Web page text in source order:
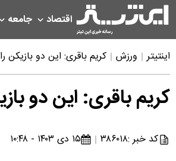
اقتصاد جامعه
اینتیتر ورزش کریم باقری: این دو بازیکن را دیگر
کریم باقری: این دو بازیکن را
کد خبر :۳۸۶۰۱۸ ۱۵ دی ۱۴۰۳ - ۱۰:۴۸